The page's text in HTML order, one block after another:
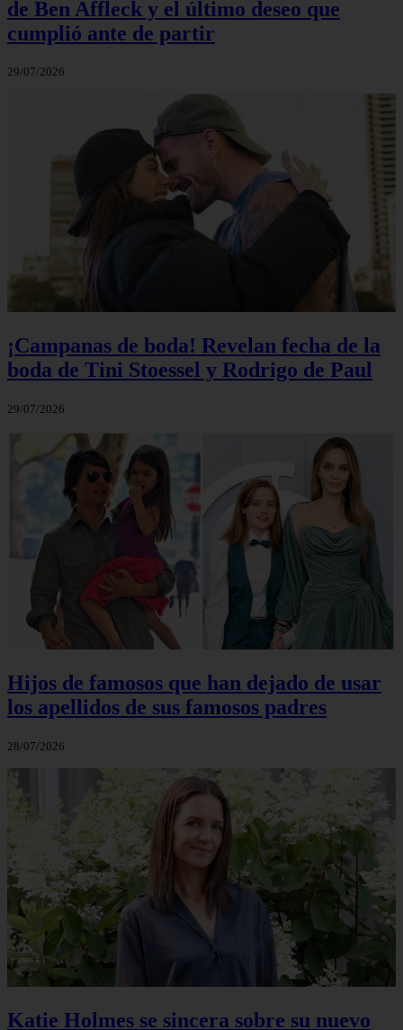
de Ben Affleck y el último deseo que
cumplió ante de partir
29/07/2026
¡Campanas de boda! Revelan fecha de la
boda de Tini Stoessel y Rodrigo de Paul
29/07/2026
Hijos de famosos que han dejado de usar
los apellidos de sus famosos padres
28/07/2026
Katie Holmes se sincera sobre su nuevo